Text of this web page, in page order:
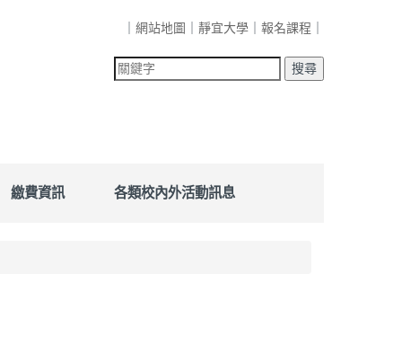
網站地圖 靜宜大學 報名課程
繳費資訊 各類校內外活動訊息